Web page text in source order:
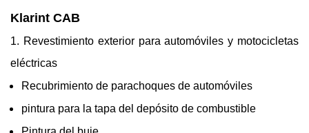
Klarint CAB
1. Revestimiento exterior para automóviles y motocicletas
eléctricas
Recubrimiento de parachoques de automóviles
pintura para la tapa del depósito de combustible